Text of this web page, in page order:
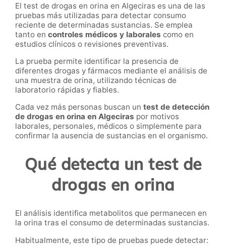
El test de drogas en orina en Algeciras es una de las
pruebas más utilizadas para detectar consumo
reciente de determinadas sustancias. Se emplea
tanto en controles médicos y laborales como en
estudios clínicos o revisiones preventivas.
La prueba permite identificar la presencia de
diferentes drogas y fármacos mediante el análisis de
una muestra de orina, utilizando técnicas de
laboratorio rápidas y fiables.
Cada vez más personas buscan un test de detección
de drogas en orina en Algeciras por motivos
laborales, personales, médicos o simplemente para
confirmar la ausencia de sustancias en el organismo.
Qué detecta un test de
drogas en orina
El análisis identifica metabolitos que permanecen en
la orina tras el consumo de determinadas sustancias.
Habitualmente, este tipo de pruebas puede detectar: